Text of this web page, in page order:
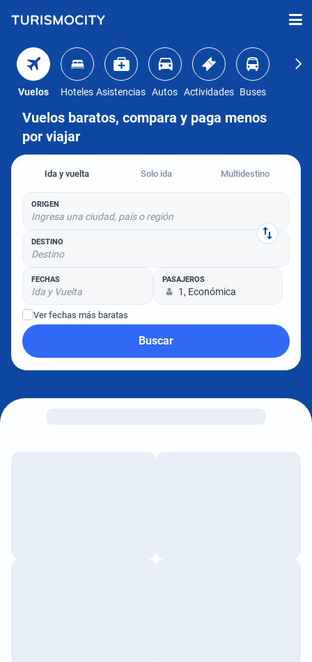
Vuelos Hoteles Asistencias Autos Actividades Buses
Vuelos baratos, compara y paga menos
por viajar
Ida y vuelta Solo ida Multidestino
ORIGEN
Ingresa una ciudad, país o región
DESTINO
Destino
FECHAS
Ida y Vuelta
PASAJEROS
1, Económica
Ver fechas más baratas
Buscar